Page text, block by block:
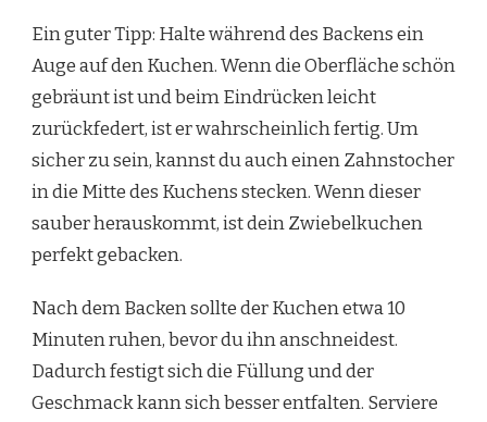
Ein guter Tipp: Halte während des Backens ein
Auge auf den Kuchen. Wenn die Oberfläche schön
gebräunt ist und beim Eindrücken leicht
zurückfedert, ist er wahrscheinlich fertig. Um
sicher zu sein, kannst du auch einen Zahnstocher
in die Mitte des Kuchens stecken. Wenn dieser
sauber herauskommt, ist dein Zwiebelkuchen
perfekt gebacken.
Nach dem Backen sollte der Kuchen etwa 10
Minuten ruhen, bevor du ihn anschneidest.
Dadurch festigt sich die Füllung und der
Geschmack kann sich besser entfalten. Serviere